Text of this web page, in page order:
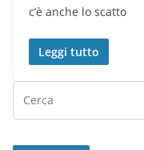
c’è anche lo scatto
Leggi tutto